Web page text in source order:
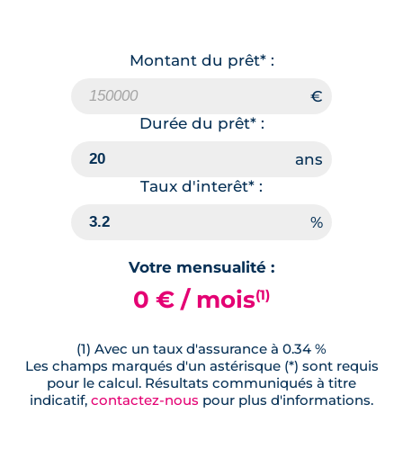
Montant du prêt* :
Durée du prêt* :
Taux d'interêt* :
Votre mensualité :
0 € / mois(1)
(1) Avec un taux d'assurance à 0.34 %
Les champs marqués d'un astérisque (*) sont requis
pour le calcul. Résultats communiqués à titre
indicatif, contactez-nous pour plus d'informations.